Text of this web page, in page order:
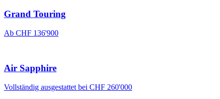
Grand Touring
Ab CHF 136'900
Air Sapphire
Vollständig ausgestattet bei CHF 260'000